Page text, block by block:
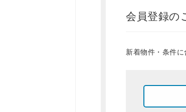
会員登録の
新着物件・条件に